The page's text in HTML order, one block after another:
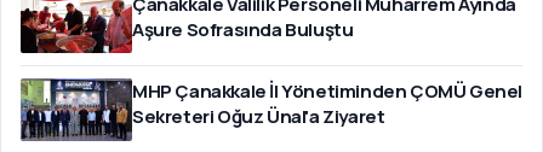
Aşure Sofrasında Buluştu
MHP Çanakkale İl Yönetiminden ÇOMÜ Genel
Sekreteri Oğuz Ünal'a Ziyaret